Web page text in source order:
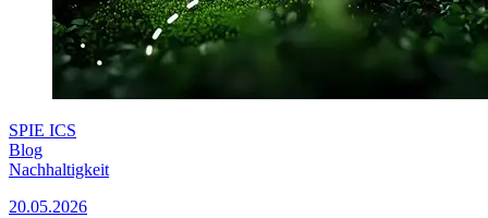
SPIE ICS
Blog
Nachhaltigkeit
20.05.2026